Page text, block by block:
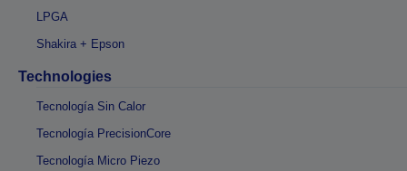
LPGA
Shakira + Epson
Technologies
Tecnología Sin Calor
Tecnología PrecisionCore
Tecnología Micro Piezo